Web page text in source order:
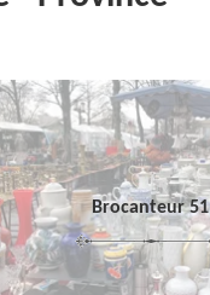
Brocanteur 51